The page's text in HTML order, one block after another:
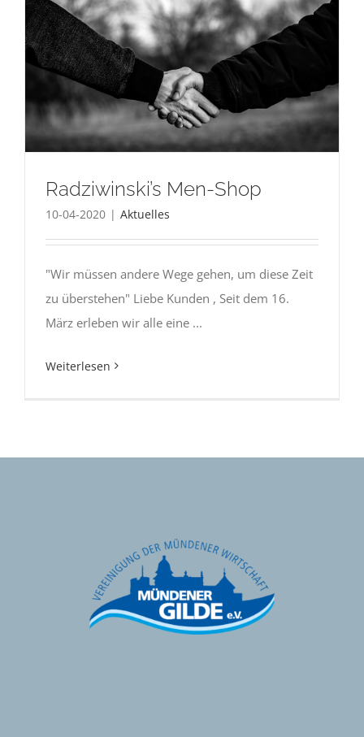
Radziwinski’s Men-Shop
10-04-2020 | Aktuelles
"Wir müssen andere Wege gehen, um diese Zeit
zu überstehen" Liebe Kunden , Seit dem 16.
März erleben wir alle eine ...
Weiterlesen